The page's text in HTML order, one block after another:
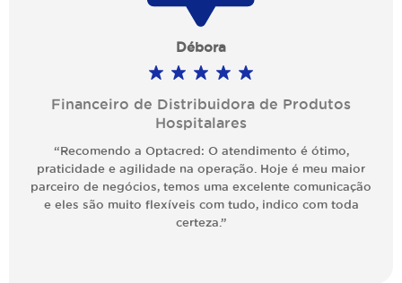
Débora
Financeiro de Distribuidora de Produtos
Hospitalares
“Recomendo a Optacred: O atendimento é ótimo,
praticidade e agilidade na operação. Hoje é meu maior
parceiro de negócios, temos uma excelente comunicação
e eles são muito flexíveis com tudo, indico com toda
certeza.”